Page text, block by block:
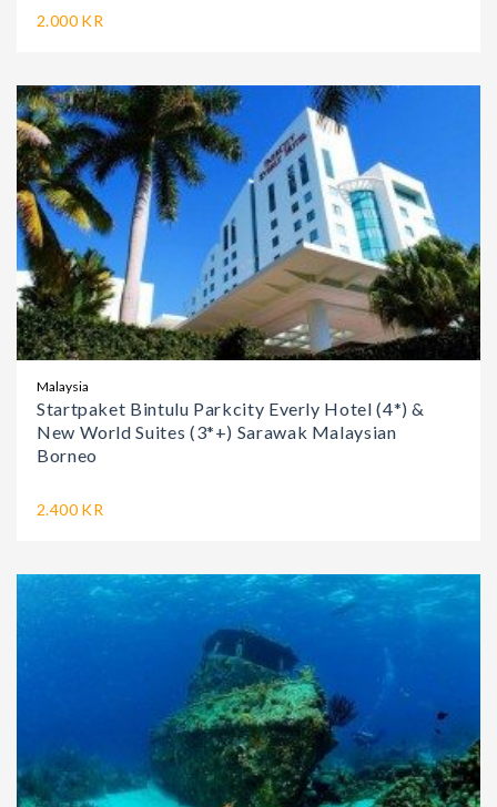
2.000 KR
Malaysia
Startpaket Bintulu Parkcity Everly Hotel (4*) &
New World Suites (3*+) Sarawak Malaysian
Borneo
2.400 KR